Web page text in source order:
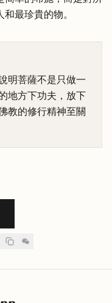
最珍貴的物。
明菩薩不是只做一
地方下功夫，放下
教的修行精神至關